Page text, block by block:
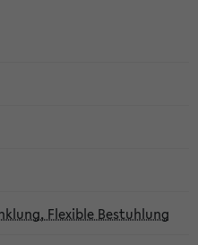
Flexible Bestuhlung